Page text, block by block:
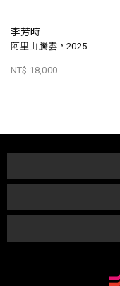
李芳時
阿里山騰雲，2025
NT$ 18,000